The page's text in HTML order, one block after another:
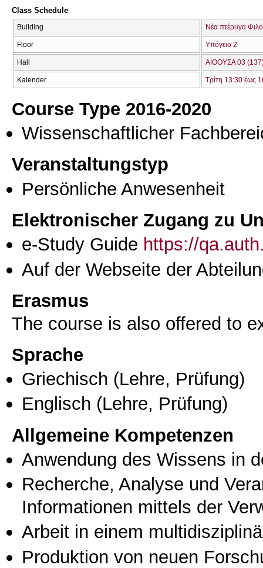
Class Schedule
Building Νέα πτέρυγα
Floor Υπόγειο 2
Hall ΑΙΘΟΥΣΑ 03
Kalender Τρίτη 13:30 έως
Course Type 2016-2020
Wissenschaftlicher
Veranstaltungstyp
Persönliche Anwesenheit
Elektronischer Zugang zu
e-Study Guide https://
Auf der Webseite der
Erasmus
The course is also offered to
Sprache
Griechisch (Lehre, Prüfung)
Englisch (Lehre, Prüfung)
Allgemeine Kompetenzen
Anwendung des Wissens in
Recherche, Analyse und
Informationen mittels der
Arbeit in einem
Produktion von neuen